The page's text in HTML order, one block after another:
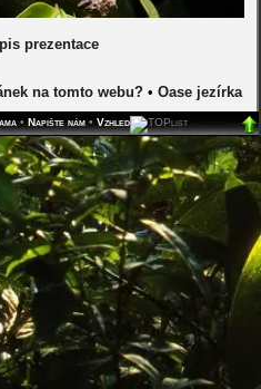
prezentace
na tomto webu?• Oase jezírka
• Napište nám• Vzhled